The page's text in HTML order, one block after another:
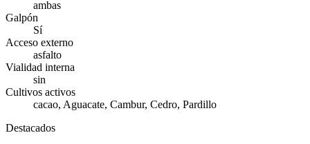
ambas
Galpón
Sí
Acceso externo
asfalto
Vialidad interna
sin
Cultivos activos
cacao, Aguacate, Cambur, Cedro, Pardillo
Destacados